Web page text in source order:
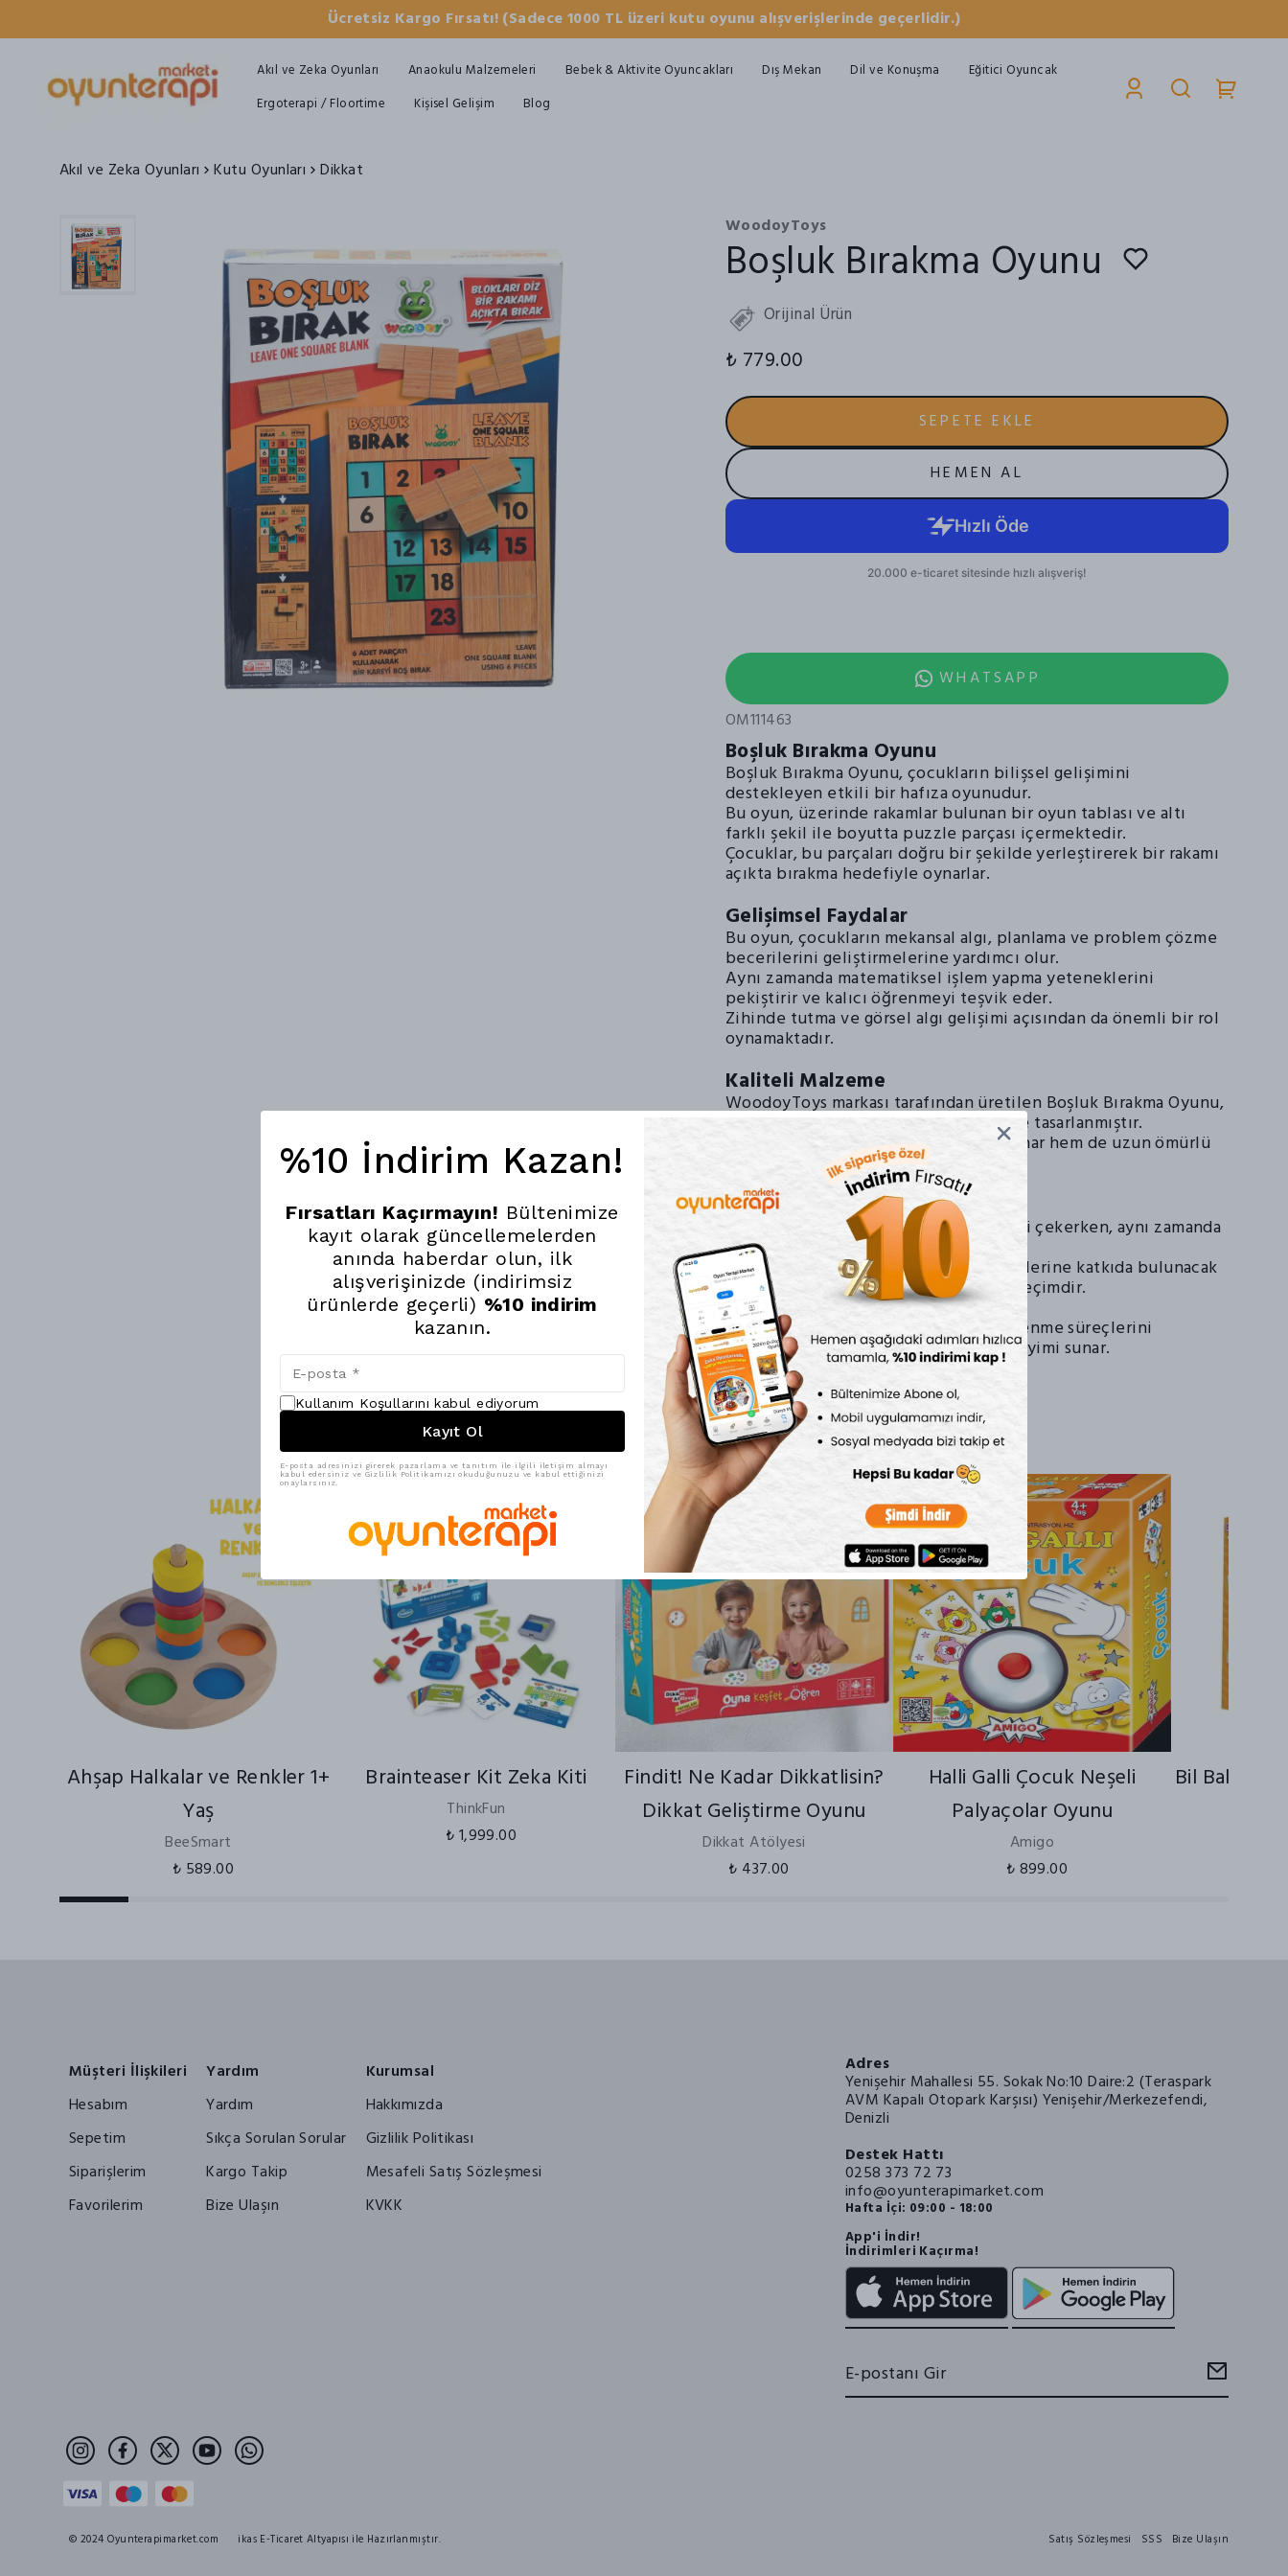
Ücretsiz Kargo Fırsatı! (Sadece 1000 TL üzeri kutu oyunu alışverişlerinde geçerlidir.)
Akıl ve Zeka Oyunları Anaokulu Malzemeleri Bebek & Aktivite Oyuncakları Dış Mekan Dil ve Konuşma
Eğitici Oyuncak
Ergoterapi / Floortime
Kişisel Gelişim Blog
Akıl ve Zeka Oyunları Kutu Oyunları Dikkat
WoodoyToys
Boşluk Bırakma Oyunu
Orijinal Ürün
₺ 779.00
SEPETE EKLE
HEMEN AL
WHATSAPP
OM111463
Boşluk Bırakma Oyunu
Boşluk Bırakma Oyunu, çocukların bilişsel gelişimini
destekleyen etkili bir hafıza oyunudur.
Bu oyun, üzerinde rakamlar bulunan bir oyun tablası ve altı
farklı şekil ile boyutta puzzle parçası içermektedir.
Çocuklar, bu parçaları doğru bir şekilde yerleştirerek bir rakamı
açıkta bırakma hedefiyle oynarlar.
Gelişimsel Faydalar
Bu oyun, çocukların mekansal algı, planlama ve problem çözme
becerilerini geliştirmelerine yardımcı olur.
Aynı zamanda matematiksel işlem yapma yeteneklerini
pekiştirir ve kalıcı öğrenmeyi teşvik eder.
Zihinde tutma ve görsel algı gelişimi açısından da önemli bir rol
oynamaktadır.
Kaliteli Malzeme
WoodoyToys markası tarafından üretilen Boşluk Bırakma Oyunu,
dayanıklı ve çocuk dostu malzemelerle tasarlanmıştır.
Bu, hem güvenli bir oyun deneyimi sunar hem de uzun ömürlü
kullanım sağlar.
Eğlenceli ve Eğitici
Eğlenceli yapısıyla çocukların dikkatini çekerken, aynı zamanda
eğitici bir deneyim sunar.
Aileler için, çocuklarının gelişim süreçlerine katkıda bulunacak
bir aktivite arayışında mükemmel bir seçimdir.
Boşluk Bırakma Oyunu, çocukların öğrenme süreçlerini
desteklerken, eğlenceli bir oyun deneyimi sunar.
Ahşap Halkalar ve Renkler 1+
Yaş
BeeSmart
₺ 589.00
Brainteaser Kit Zeka Kiti
ThinkFun
₺ 1,999.00
Findit! Ne Kadar Dikkatlisin?
Dikkat Geliştirme Oyunu
Dikkat Atölyesi
₺ 437.00
Halli Galli Çocuk Neşeli
Palyaçolar Oyunu
Amigo
₺ 899.00
Bil Bakalım
Müşteri İlişkileri
Hesabım
Sepetim
Siparişlerim
Favorilerim
Yardım
Yardım
Sıkça Sorulan Sorular
Kargo Takip
Bize Ulaşın
Kurumsal
Hakkımızda
Gizlilik Politikası
Mesafeli Satış Sözleşmesi
KVKK
Adres
Yenişehir Mahallesi 55. Sokak No:10 Daire:2 (Teraspark
AVM Kapalı Otopark Karşısı) Yenişehir/Merkezefendi,
Denizli
Destek Hattı
0258 373 72 73
info@oyunterapimarket.com
Hafta İçi: 09:00 - 18:00
App'i İndir!
İndirimleri Kaçırma!
© 2024 Oyunterapimarket.com ikas E-Ticaret Altyapısı ile Hazırlanmıştır. Satış Sözleşmesi SSS Bize Ulaşın
%10 İndirim Kazan!
Fırsatları Kaçırmayın! Bültenimize
kayıt olarak güncellemelerden
anında haberdar olun, ilk
alışverişinizde (indirimsiz
ürünlerde geçerli) %10 indirim
kazanın.
Kullanım Koşullarını kabul ediyorum
Kayıt Ol
E-posta adresinizi girerek pazarlama ve tanıtım ile ilgili iletişim almayı
kabul edersiniz ve Gizlilik Politikamızı okuduğunuzu ve kabul ettiğinizi
onaylarsınız.